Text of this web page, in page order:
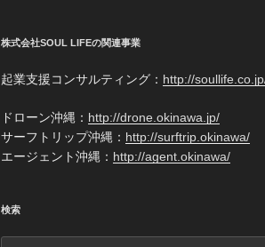
株式会社SOUL LIFEの関連事業
起業支援コンサルティング： http://
ドローン沖縄： http://drone.okinawa.jp/
サーフトリップ沖縄： http://surftrip.okinawa/
エージェント沖縄： http://agent.okinawa/
検索